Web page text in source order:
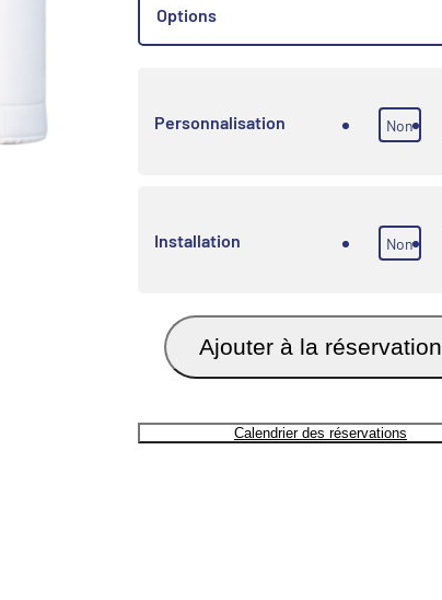
Options
Personnalisation Non
Installation Non
Ajouter à la réservation
Calendrier des réservations